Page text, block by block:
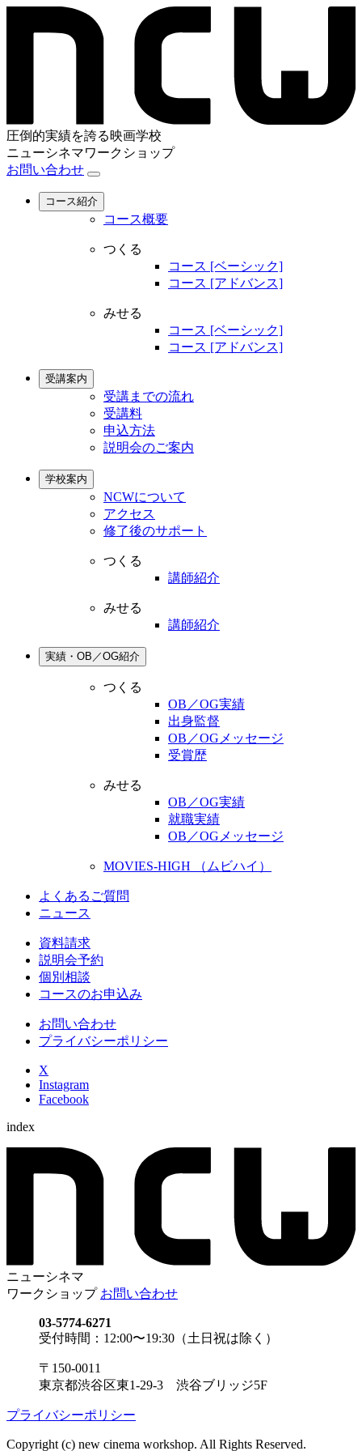
圧倒的実績を誇る映画学校
ニューシネマワークショップ
お問い合わせ
コース紹介
コース概要
つくる
コース [ベーシック]
コース [アドバンス]
みせる
コース [ベーシック]
コース [アドバンス]
受講案内
受講までの流れ
受講料
申込方法
説明会のご案内
学校案内
NCWについて
アクセス
修了後のサポート
つくる
講師紹介
みせる
講師紹介
実績・OB／OG紹介
つくる
OB／OG実績
出身監督
OB／OGメッセージ
受賞歴
みせる
OB／OG実績
就職実績
OB／OGメッセージ
MOVIES-HIGH （ムビハイ）
よくあるご質問
ニュース
資料請求
説明会予約
個別相談
コースのお申込み
お問い合わせ
プライバシーポリシー
X
Instagram
Facebook
index
ニューシネマ
ワークショップ お問い合わせ
03-5774-6271
受付時間：12:00〜19:30（土日祝は除く）
〒150-0011
東京都渋谷区東1-29-3 渋谷ブリッジ5F
プライバシーポリシー
Copyright (c) new cinema workshop. All Rights Reserved.